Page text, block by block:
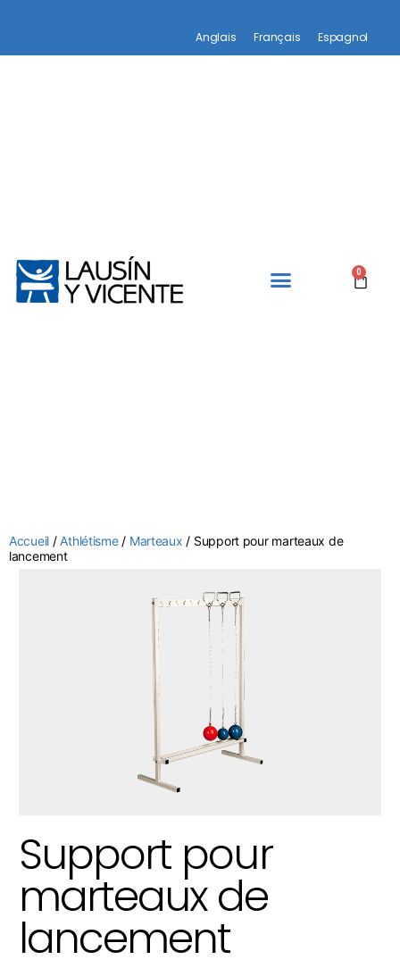
Anglais Français Espagnol
0
Accueil / Athlétisme/ Marteaux / Support pour marteaux de
lancement
Support pour
marteaux de
lancement